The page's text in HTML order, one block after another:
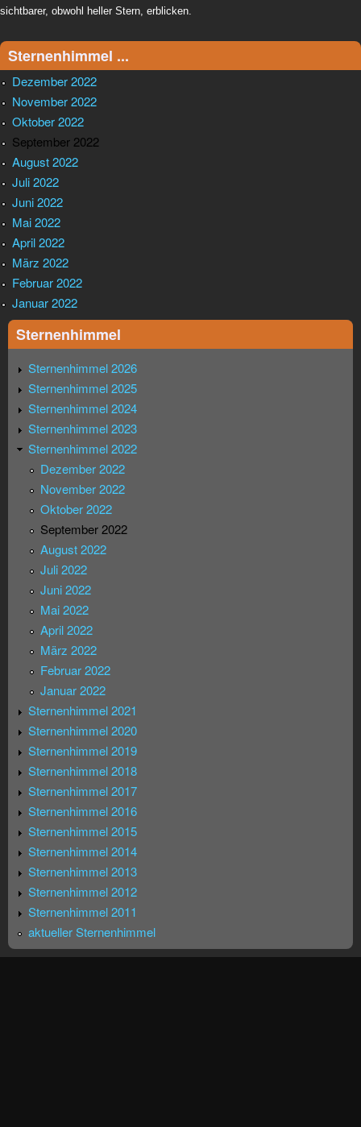
sichtbarer, obwohl heller Stern, erblicken.
Sternenhimmel ...
Dezember 2022
November 2022
Oktober 2022
September 2022
August 2022
Juli 2022
Juni 2022
Mai 2022
April 2022
März 2022
Februar 2022
Januar 2022
Sternenhimmel
Sternenhimmel 2026
Sternenhimmel 2025
Sternenhimmel 2024
Sternenhimmel 2023
Sternenhimmel 2022
Dezember 2022
November 2022
Oktober 2022
September 2022
August 2022
Juli 2022
Juni 2022
Mai 2022
April 2022
März 2022
Februar 2022
Januar 2022
Sternenhimmel 2021
Sternenhimmel 2020
Sternenhimmel 2019
Sternenhimmel 2018
Sternenhimmel 2017
Sternenhimmel 2016
Sternenhimmel 2015
Sternenhimmel 2014
Sternenhimmel 2013
Sternenhimmel 2012
Sternenhimmel 2011
aktueller Sternenhimmel